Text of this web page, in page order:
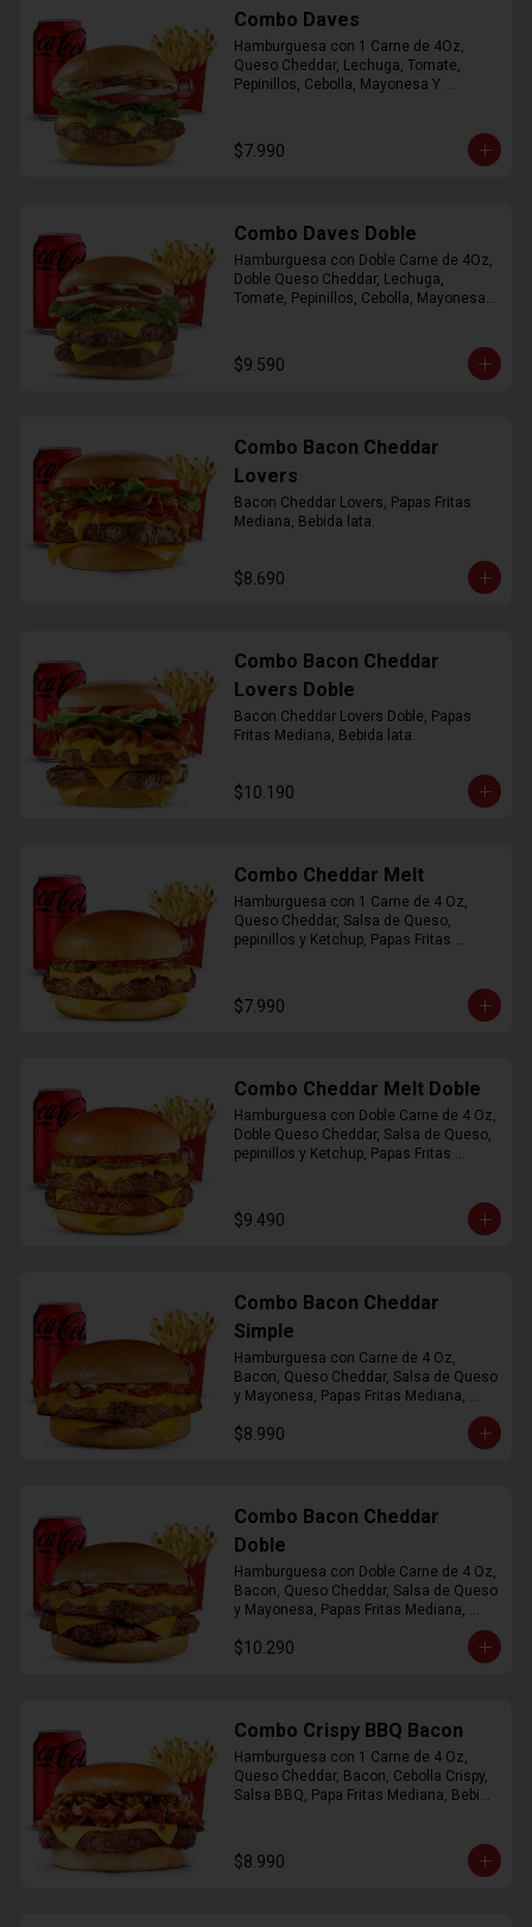
Combo Daves
Hamburguesa con 1 Carne de 4Oz,
Queso Cheddar, Lechuga, Tomate,
Pepinillos, Cebolla, Mayonesa Y
$7.990
Combo Daves Doble
Hamburguesa con Doble Carne de 4Oz,
Doble Queso Cheddar, Lechuga,
Tomate, Pepinillos, Cebolla, Mayonesa y
$9.590
Combo Bacon Cheddar
Lovers
Bacon Cheddar Lovers, Papas Fritas
Mediana, Bebida lata.
$8.690
Combo Bacon Cheddar
Lovers Doble
Bacon Cheddar Lovers Doble, Papas
Fritas Mediana, Bebida lata.
$10.190
Combo Cheddar Melt
Hamburguesa con 1 Carne de 4 Oz,
Queso Cheddar, Salsa de Queso,
pepinillos y Ketchup, Papas Fritas
$7.990
Combo Cheddar Melt Doble
Hamburguesa con Doble Carne de 4 Oz,
Doble Queso Cheddar, Salsa de Queso,
pepinillos y Ketchup, Papas Fritas
$9.490
Combo Bacon Cheddar
Simple
Hamburguesa con Carne de 4 Oz,
Bacon, Queso Cheddar, Salsa de Queso
y Mayonesa, Papas Fritas Mediana,
$8.990
Combo Bacon Cheddar
Doble
Hamburguesa con Doble Carne de 4 Oz,
Bacon, Queso Cheddar, Salsa de Queso
y Mayonesa, Papas Fritas Mediana,
$10.290
Combo Crispy BBQ Bacon
Hamburguesa con 1 Carne de 4 Oz,
Queso Cheddar, Bacon, Cebolla Crispy,
Salsa BBQ, Papa Fritas Mediana, Bebida
$8.990